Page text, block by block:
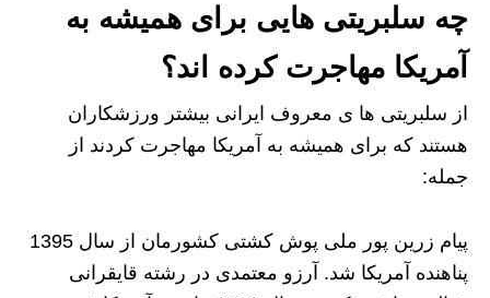
چه سلبریتی هایی برای همیشه به
آمریکا مهاجرت کرده اند؟
از سلبریتی ها ی معروف ایرانی بیشتر ورزشکاران
هستند که برای همیشه به آمریکا مهاجرت کردند از
جمله:
پیام زرین پور ملی پوش کشتی کشورمان از سال 1395
پناهنده آمریکا شد. آرزو معتمدی در رشته قایقرانی